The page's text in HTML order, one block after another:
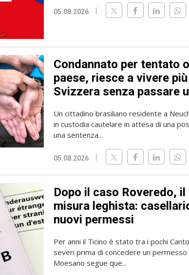
05.08.2026
Condannato per tentato
paese, riesce a vivere
Svizzera senza passare
Un cittadino brasiliano residente a
in custodia cautelare in attesa di una
una sentenza...
05.08.2026
Dopo il caso Roveredo,
misura leghista:
nuovi permessi
Per anni il Ticino è stato tra i pochi
severi prima di concedere un permesso
Moesano segue que...